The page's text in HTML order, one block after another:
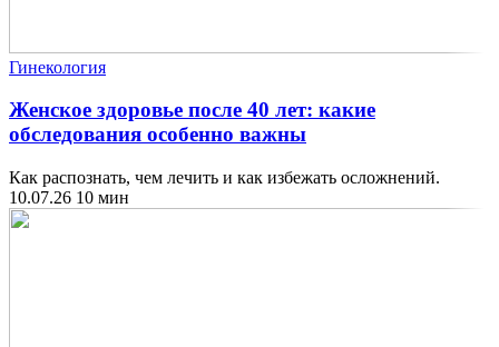
Гинекология
Женское здоровье после 40 лет: какие
обследования особенно важны
Как распознать, чем лечить и как избежать осложнений.
10.07.26 10 мин